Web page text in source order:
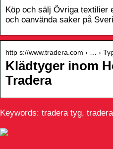
Köp och sälj Övriga textilier
och oanvända saker på
http s://www.tradera.com › … ›
Klädtyger inom
Tradera
Keywords: tradera tyg,